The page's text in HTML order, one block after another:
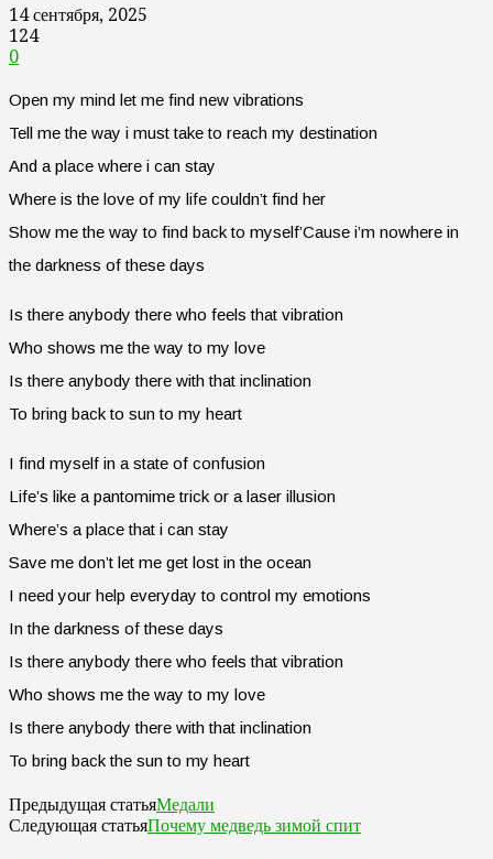
14 сентября, 2025
124
0
Open my mind let me find new vibrations
Tell me the way i must take to reach my destination
And a place where i can stay
Where is the love of my life couldn’t find her
Show me the way to find back to myself’Cause i’m nowhere in
the darkness of these days
Is there anybody there who feels that vibration
Who shows me the way to my love
Is there anybody there with that inclination
To bring back to sun to my heart
I find myself in a state of confusion
Life’s like a pantomime trick or a laser illusion
Where’s a place that i can stay
Save me don’t let me get lost in the ocean
I need your help everyday to control my emotions
In the darkness of these days
Is there anybody there who feels that vibration
Who shows me the way to my love
Is there anybody there with that inclination
To bring back the sun to my heart
Предыдущая статьяМедали
Следующая статьяПочему медведь зимой спит